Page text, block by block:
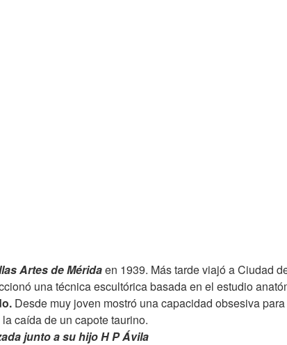
Artes de Méridaen 1939. Más tarde viajó a Ciudad
una técnica escultórica basada en el estudio
Desde muy joven mostró una capacidad obsesiva
caída de un capote taurino.
junto a su hijo H P Ávila